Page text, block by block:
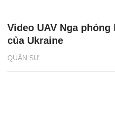
QUÂN SỰ
Video UAV Nga
của Ukraine